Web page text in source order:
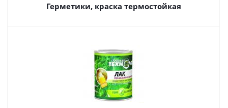
Герметики, краска термостойкая